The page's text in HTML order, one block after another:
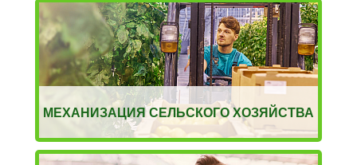
МЕХАНИЗАЦИЯ СЕЛЬСКОГО ХОЗЯЙСТВА